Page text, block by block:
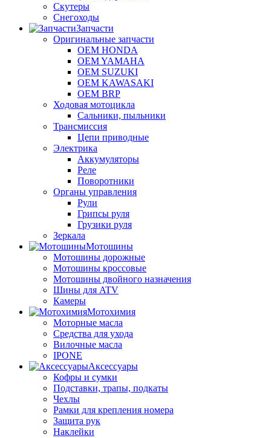
Скутеры
Снегоходы
Запчасти
Оригинальные запчасти
OEM HONDA
OEM YAMAHA
OEM SUZUKI
OEM KAWASAKI
OEM BRP
Ходовая мотоцикла
Сальники, пыльники
Трансмиссия
Цепи приводные
Электрика
Аккумуляторы
Реле
Поворотники
Органы управления
Рули
Грипсы руля
Грузики руля
Зеркала
Мотошины
Мотошины дорожные
Мотошины кроссовые
Мотошины двойного назначения
Шины для ATV
Камеры
Мотохимия
Моторные масла
Средства для ухода
Вилочные масла
IPONE
Аксессуары
Кофры и сумки
Подставки, трапы, подкаты
Чехлы
Рамки для крепления номера
Защита рук
Наклейки